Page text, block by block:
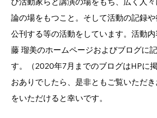
論の場をもつこと。そして活動の記録
公刊する等の活動をしています。活動
藤 瑠美のホームページおよびブログに
す。（2020年7月までのブログはHPに
おありでしたら、是非ともご覧いただ
をいただけると幸いです。